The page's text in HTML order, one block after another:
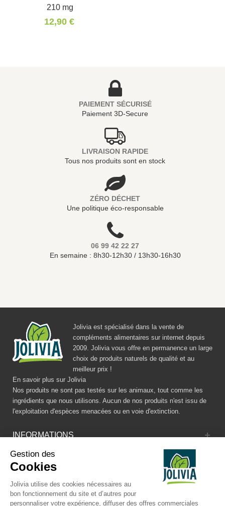
210 mg
12,90 €
PAIEMENT SÉCURISÉ
Paiement 3D-Secure
LIVRAISON RAPIDE
Tous nos produits sont en stock
ZÉRO DÉCHET
Une politique éco-responsable
06 99 42 22 27
En semaine : 8h30-12h30 / 13h30-16h30
Jolivia est spécialisé dans la vente de
compléments alimentaires sur internet depuis
2009. Jolivia vous offre en permanence un large
choix de produits naturels de qualité et au
meilleur prix !
En savoir plus sur Jolivia
Nos produits ne sont pas testés sur les animaux, tout comme les
ingrédients que nous utilisons. Aucun de nos produits n'est issu de
l'exploitation d'espèces menacées ou en voie d'extinction.
INFORMATIONS
CATALOGUE
RÉSEAUX SOCIAUX
Gestion des
Cookies
Jolivia utilise des cookies nécessaires au
bon fonctionnement du site et d’autres pour
personnaliser votre expérience, diffuser des offres commerciales